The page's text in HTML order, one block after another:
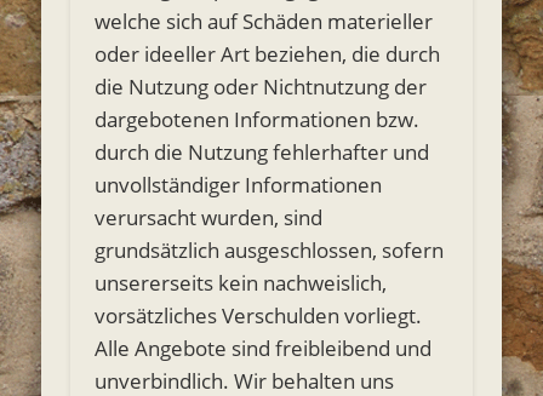
welche sich auf Schäden materieller
oder ideeller Art beziehen, die durch
die Nutzung oder Nichtnutzung der
dargebotenen Informationen bzw.
durch die Nutzung fehlerhafter und
unvollständiger Informationen
verursacht wurden, sind
grundsätzlich ausgeschlossen, sofern
unsererseits kein nachweislich,
vorsätzliches Verschulden vorliegt.
Alle Angebote sind freibleibend und
unverbindlich. Wir behalten uns